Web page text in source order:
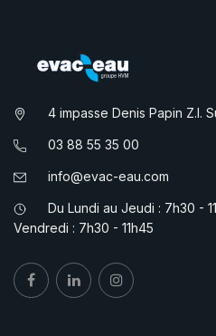
4 impasse Denis Papin Z.I.
03 88 55 35 00
info@evac-eau.com
Du Lundi au Jeudi : 7h30 -
Vendredi : 7h30 - 11h45